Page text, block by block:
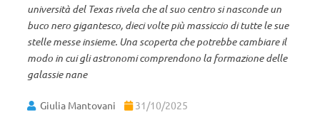
università del Texas rivela che al suo centro si nasconde un
buco nero gigantesco, dieci volte più massiccio di tutte le sue
stelle messe insieme. Una scoperta che potrebbe cambiare il
modo in cui gli astronomi comprendono la formazione delle
galassie nane
Giulia Mantovani 31/10/2025